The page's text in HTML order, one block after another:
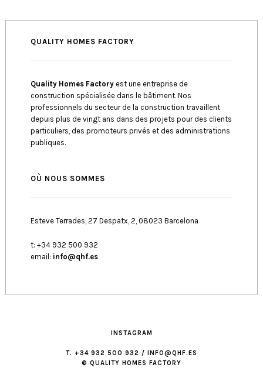
QUALITY HOMES FACTORY
Quality Homes Factoryest une entreprise de
construction spécialisée dans le bâtiment. Nos
professionnels du secteur de la construction travaillent
depuis plus de vingt ans dans des projets pour des clients
particuliers, des promoteurs privés et des administrations
publiques.
OÙ NOUS SOMMES
Esteve Terrades, 27 Despatx, 2, 08023 Barcelona
t: +34 932 500 932
email: info@qhf.es
INSTAGRAM
T. +34 932 500 932 / INFO@QHF.ES
© QUALITY HOMES FACTORY